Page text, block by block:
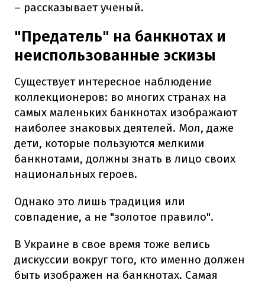
– рассказывает ученый.
"Предатель" на банкнотах и
неиспользованные эскизы
Существует интересное наблюдение
коллекционеров: во многих странах на
самых маленьких банкнотах изображают
наиболее знаковых деятелей. Мол, даже
дети, которые пользуются мелкими
банкнотами, должны знать в лицо своих
национальных героев.
Однако это лишь традиция или
совпадение, а не "золотое правило".
В Украине в свое время тоже велись
дискуссии вокруг того, кто именно должен
быть изображен на банкнотах. Самая